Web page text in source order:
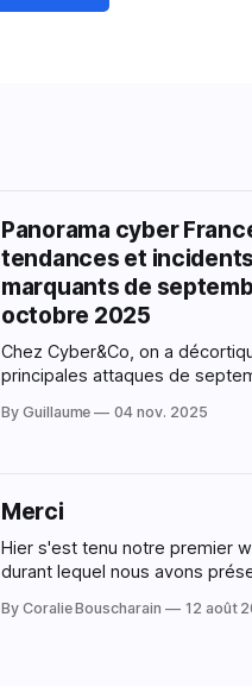
Panorama cyber
tendances et incidents
marquants de
octobre 2025
Chez Cyber&Co, on a
principales attaques de
les leçons et les signaux
Cette revue n’a
By Guillaume 04 nov. 2025
Merci
Hier s'est tenu notre premier
durant lequel nous avons
à notre beta fermée. Nous tenons à
By Coralie Bouscharain 12 août